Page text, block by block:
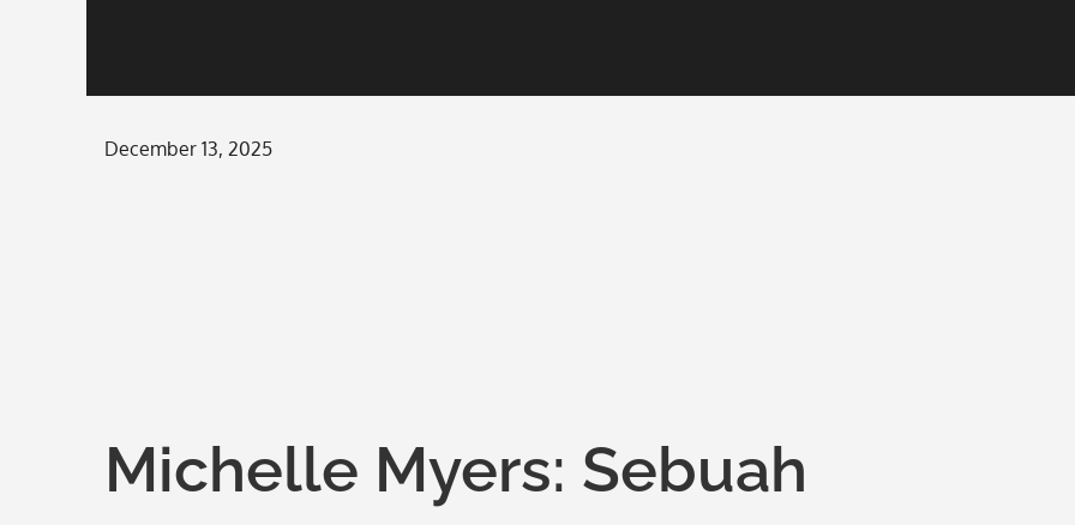
Posted
December 13, 2025
Michelle Myers: Sebuah